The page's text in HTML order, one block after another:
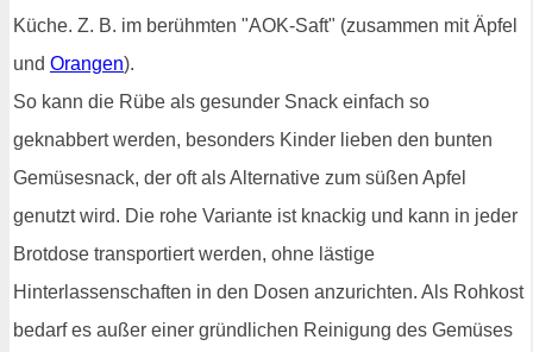
Küche. Z. B. im berühmten "AOK-Saft" (zusammen mit Äpfel
und Orangen).
So kann die Rübe als gesunder Snack einfach so
geknabbert werden, besonders Kinder lieben den bunten
Gemüsesnack, der oft als Alternative zum süßen Apfel
genutzt wird. Die rohe Variante ist knackig und kann in jeder
Brotdose transportiert werden, ohne lästige
Hinterlassenschaften in den Dosen anzurichten. Als Rohkost
bedarf es außer einer gründlichen Reinigung des Gemüses